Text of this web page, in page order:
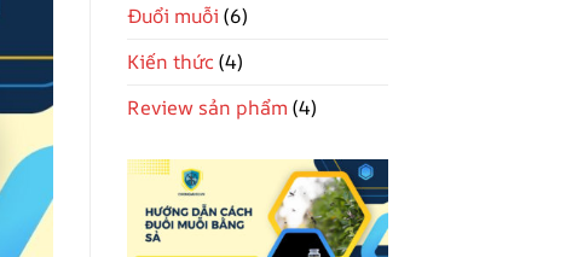
Đuổi muỗi (6)
Kiến thức (4)
Review sản phẩm (4)